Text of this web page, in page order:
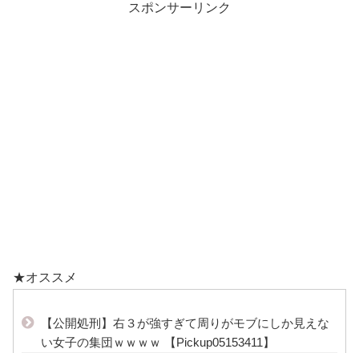
スポンサーリンク
★オススメ
【公開処刑】右３が強すぎて周りがモブにしか見えな
い女子の集団ｗｗｗｗ 【Pickup05153411】